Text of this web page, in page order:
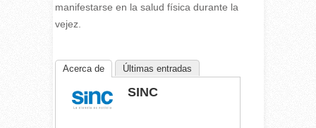
manifestarse en la salud física durante la
vejez.
Acerca de Últimas entradas
SINC